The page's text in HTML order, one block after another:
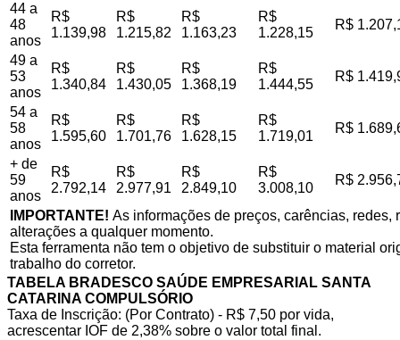
44 a
48
anos
R$
1.139,98
R$
1.215,82
R$
1.163,23
R$
1.228,15
R$
49 a
53
anos
R$
1.340,84
R$
1.430,05
R$
1.368,19
R$
1.444,55
R$
54 a
58
anos
R$
1.595,60
R$
1.701,76
R$
1.628,15
R$
1.719,01
R$
+ de
59
anos
R$
2.792,14
R$
2.977,91
R$
2.849,10
R$
3.008,10
R$
IMPORTANTE! As informações de preços, carências,
alterações a qualquer momento.
Esta ferramenta não tem o objetivo de substituir o material
trabalho do corretor.
TABELA BRADESCO SAÚDE EMPRESARIAL SANTA
CATARINA COMPULSÓRIO
Taxa de Inscrição: (Por Contrato) - R$ 7,50 por vida,
acrescentar IOF de 2,38% sobre o valor total final.